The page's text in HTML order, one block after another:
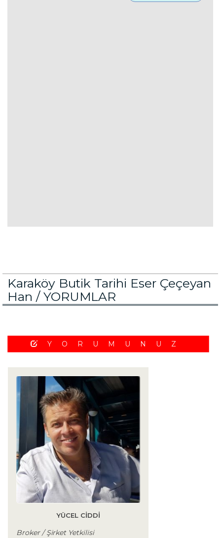
Karaköy Butik Tarihi Eser Çeçeyan
Han / YORUMLAR
YORUMUNUZ
YÜCEL CIDDI
Broker / Şirket Yetkilisi